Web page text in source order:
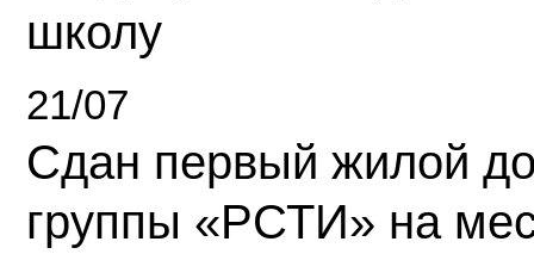
школу
21/07
Сдан первый жилой
группы «РСТИ» на